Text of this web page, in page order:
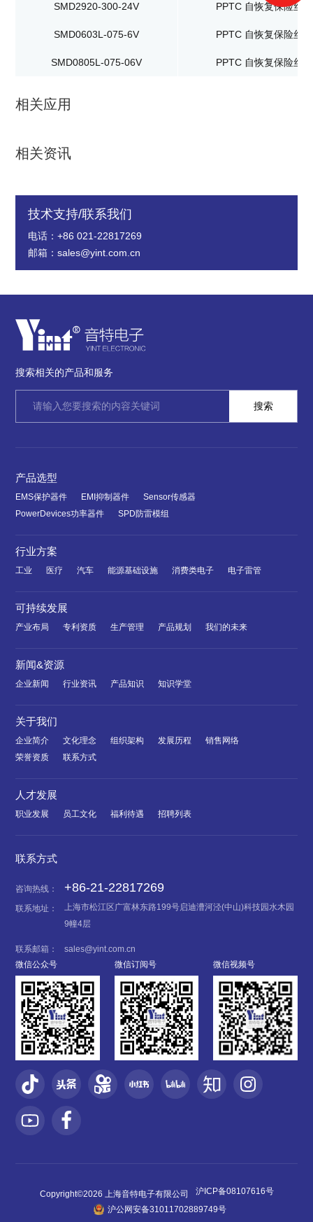
SMD2920-300-24V PPTC 自恢复保险丝
SMD0603L-075-6V PPTC 自恢复保险丝
SMD0805L-075-06V PPTC 自恢复保险丝
相关应用
相关资讯
技术支持/联系我们
电话：+86 021-22817269
邮箱：sales@yint.com.cn
搜索相关的产品和服务
产品选型
EMS保护器件 EMI抑制器件
Sensor传感器
PowerDevices功率器件
SPD防雷模组
行业方案
工业 医疗 汽车 能源基础设施 消费类电子 电子雷管
可持续发展
产业布局 专利资质 生产管理 产品规划 我们的未来
新闻&资源
企业新闻 行业资讯 产品知识 知识学堂
关于我们
企业简介 文化理念 组织架构 发展历程
销售网络
荣誉资质
联系方式
人才发展
职业发展 员工文化 福利待遇 招聘列表
联系方式
咨询热线： +86-21-22817269
联系地址：
上海市松江区广富林东路199号启迪漕河泾(中山)科技园水木园
9幢4层
联系邮箱：
sales@yint.com.cn
微信公众号
微信订阅号 微信视频号
Copyright©2026 上海音特电子有限公司
沪ICP备08107616号
沪公网安备31011702889749号